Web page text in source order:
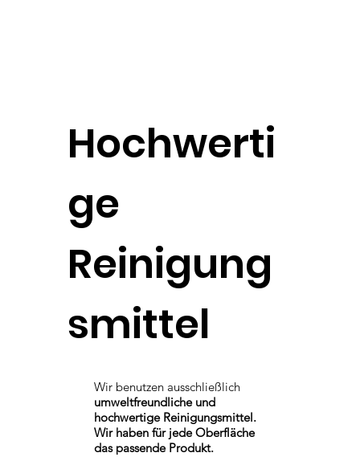
Hochwerti
ge
Reinigung
smittel
Wir benutzen ausschließlich
umweltfreundliche und
hochwertige Reinigungsmittel.
Wir haben für jede Oberfläche
das passende Produkt.